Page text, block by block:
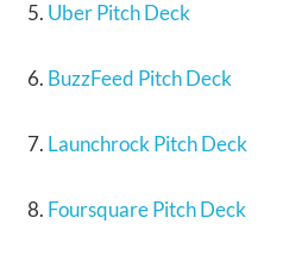
Uber Pitch Deck
BuzzFeed Pitch Deck
Launchrock Pitch Deck
Foursquare Pitch Deck